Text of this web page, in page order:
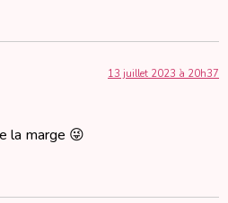
13 juillet 2023 à 20h37
la marge 😜